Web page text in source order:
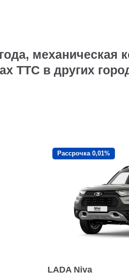
ТТС в других
Рассрочка 0,01%
LADA Niva